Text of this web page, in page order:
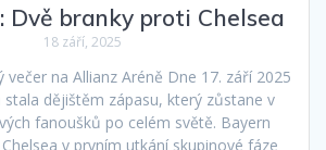
Dvě branky proti Chelsea
18 září, 2025
večer na Allianz Aréně Dne 17. září 2025
stala dějištěm zápasu, který zůstane v
fanoušků po celém světě. Bayern
v prvním utkání skupinové fáze